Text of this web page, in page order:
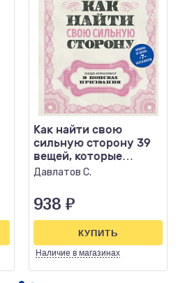
Как найти свою
сильную сторону 39
вещей, которые
помогут в поисках
Давлатов С.
938 ₽
Наличие в магазинах
КУПИТЬ